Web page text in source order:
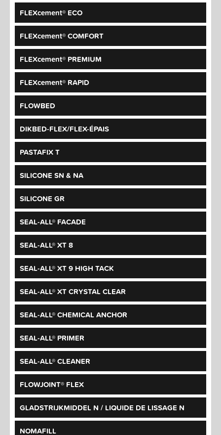
FLEXcement® ECO
FLEXcement® COMFORT
FLEXcement® PREMIUM
FLEXcement® RAPID
FLOWBED
DIKBED-FLEX/FLEX-ÉPAIS
PASTAFIX T
SILICONE SN & NA
SILICONE GR
SEAL-ALL® FACADE
SEAL-ALL® XT 8
SEAL-ALL® XT 9 HIGH TACK
SEAL-ALL® XT CRYSTAL CLEAR
SEAL-ALL® CHEMICAL ANCHOR
SEAL-ALL® PRIMER
SEAL-ALL® CLEANER
FLOWJOINT® FLEX
GLADSTRIJKMIDDEL N / LIQUIDE DE LISSAGE N
NOMAFILL